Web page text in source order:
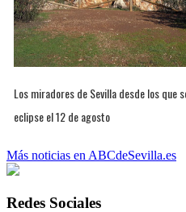
Los miradores de Sevilla desde los que
eclipse el 12 de agosto
Más noticias en ABCdeSevilla.es
Redes Sociales